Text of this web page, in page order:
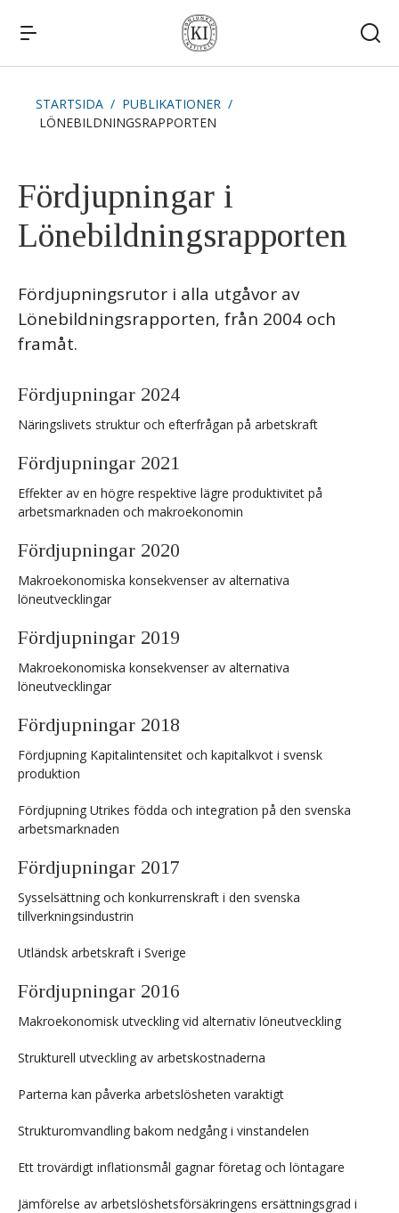
Snabblänkar
Remissvar
Kontakt
STARTSIDA
PUBLIKATIONER
LÖNEBILDNINGSRAPPORTEN
Fördjupningar i
Lönebildningsrapporten
Fördjupningsrutor i alla utgåvor av
Lönebildningsrapporten, från 2004 och
framåt.
Fördjupningar 2024
Näringslivets struktur och efterfrågan på arbetskraft
Fördjupningar 2021
Effekter av en högre respektive lägre produktivitet på
arbetsmarknaden och makroekonomin
Fördjupningar 2020
Makroekonomiska konsekvenser av alternativa
löneutvecklingar
Fördjupningar 2019
Makroekonomiska konsekvenser av alternativa
löneutvecklingar
Fördjupningar 2018
Fördjupning Kapitalintensitet och kapitalkvot i svensk
produktion
Fördjupning Utrikes födda och integration på den svenska
arbetsmarknaden
Fördjupningar 2017
Sysselsättning och konkurrenskraft i den svenska
tillverkningsindustrin
Utländsk arbetskraft i Sverige
Fördjupningar 2016
Makroekonomisk utveckling vid alternativ löneutveckling
Strukturell utveckling av arbetskostnaderna
Parterna kan påverka arbetslösheten varaktigt
Strukturomvandling bakom nedgång i vinstandelen
Ett trovärdigt inflationsmål gagnar företag och löntagare
Jämförelse av arbetslöshetsförsäkringens ersättningsgrad i